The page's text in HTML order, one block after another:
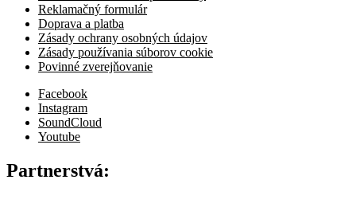
Reklamačný formulár
Doprava a platba
Zásady ochrany osobných údajov
Zásady používania súborov cookie
Povinné zverejňovanie
Facebook
Instagram
SoundCloud
Youtube
Partnerstvá: